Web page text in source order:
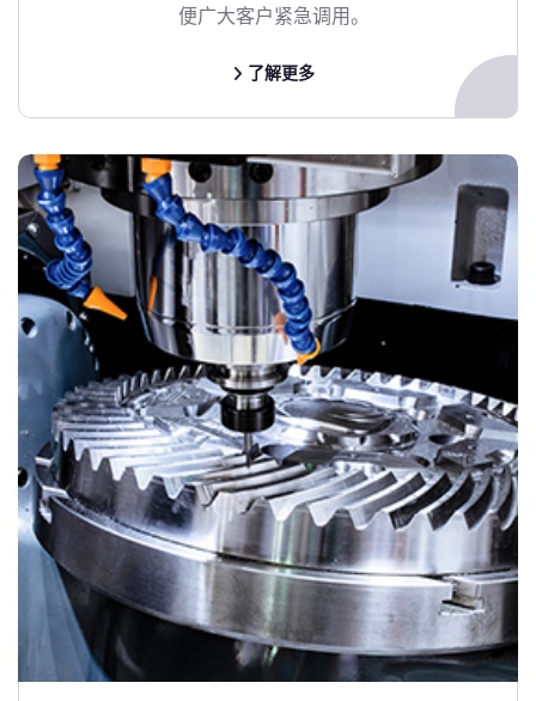
便广大客户紧急调用。
了解更多